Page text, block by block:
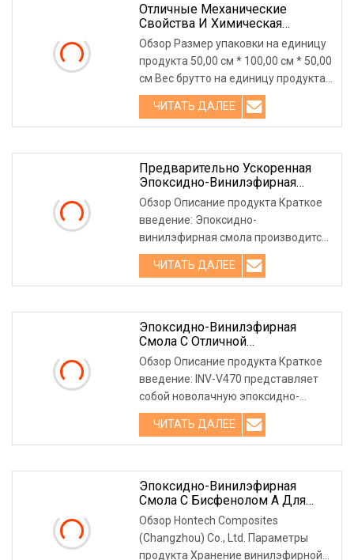
Отличные Механические
Свойства И Химическая
Стойкость. Ненасыщенная
Эпоксивинилэфирная
Полиэфирная Смола,
Обеспечивающая Повышенную
Термостойкость И Устойчивость
К Коррозии. Требуемый
Продукт
Обзор Размер упаковки на единицу
продукта 50,00 см * 100,00 см * 50,00
см Вес брутто на единицу продукта
220 000 кг Hont
ЧИТАТЬ ДАЛЕЕ
Предварительно Ускоренная
Эпоксидно-Винилэфирная
Смола Практичной Конструкции.
Обзор Описание продукта Краткое
введение: Эпоксидно-
винилэфирная смола производится
в результате химической реакции
эпок
ЧИТАТЬ ДАЛЕЕ
Эпоксидно-Винилэфирная
Смола С Отличной
Коррозионной Стойкостью Для
Химической Промышленности.
Обзор Описание продукта Краткое
введение: INV-V470 представляет
собой новолачную эпоксидно-
винилэфирную смолу со следующ
ЧИТАТЬ ДАЛЕЕ
Эпоксидно-Винилэфирная
Смола С Бисфенолом А Для
Арматуры Из Стеклопластика
Обзор Hontech Composites
(Changzhou) Co., Ltd. Параметры
продукта Хранение винилэфирной